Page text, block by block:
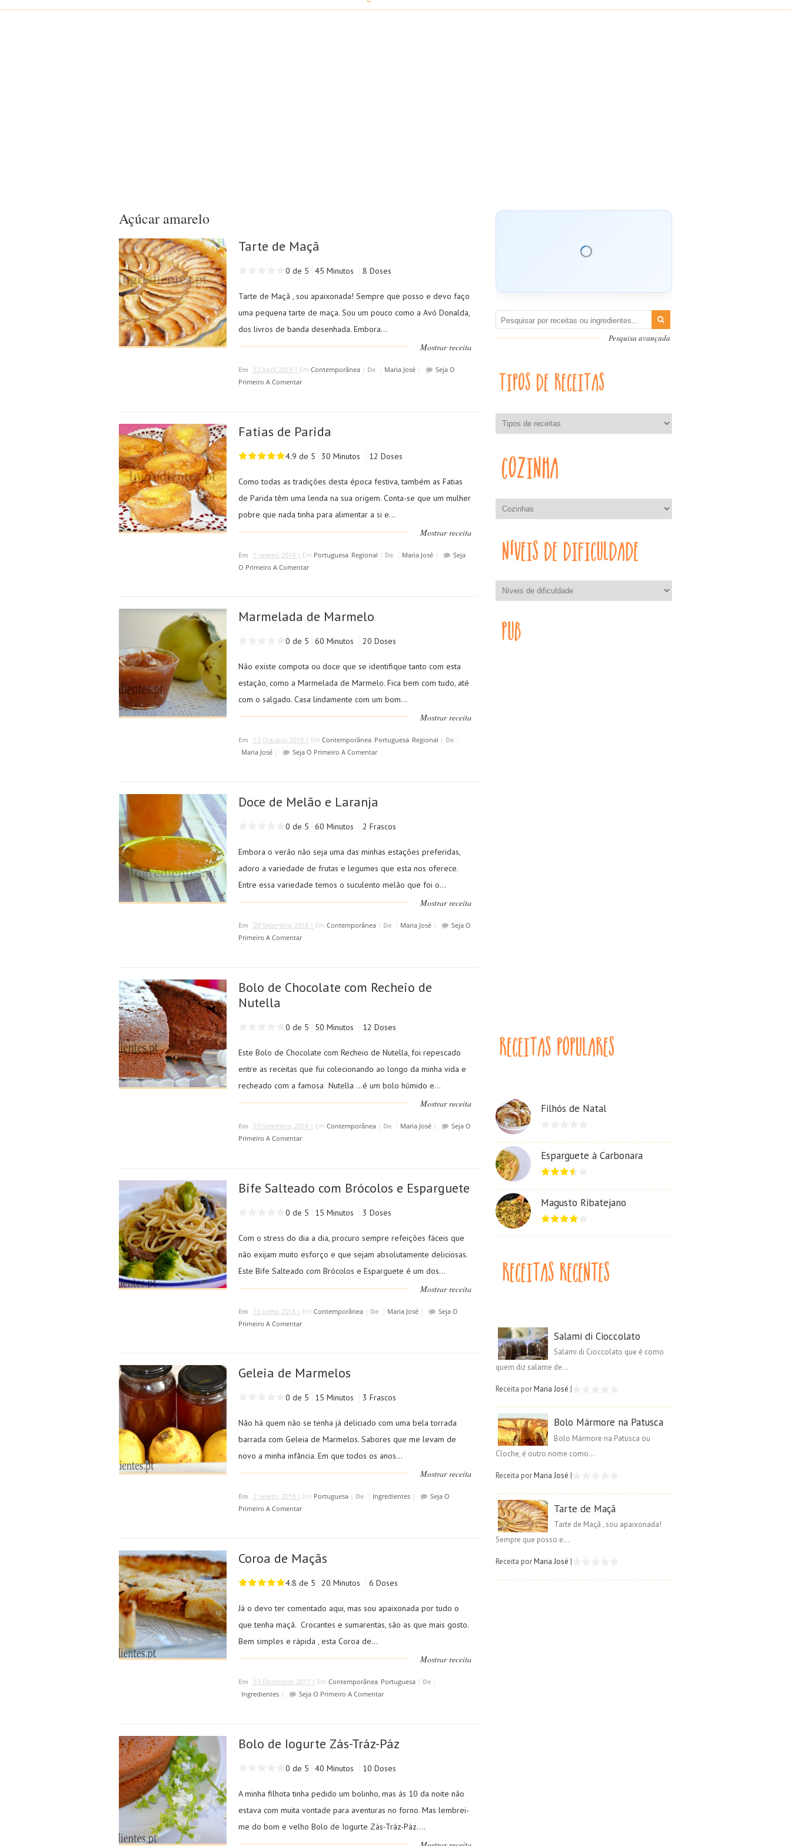
Açúcar amarelo
Tarte de Maçã
0 de 5 45 Minutos 8 Doses
Tarte de Maçã , sou apaixonada! Sempre que posso e devo faço
uma pequena tarte de maça. Sou um pouco como a Avó Donalda,
dos livros de banda desenhada. Embora...
Mostrar receita
Em 12 Abril, 2019 | Em Contemporânea| De Maria José|
Seja O
Primeiro A Comentar
Fatias de Parida
4.9 de 5 30 Minutos 12 Doses
Como todas as tradições desta época festiva, também as Fatias
de Parida têm uma lenda na sua origem. Conta-se que um mulher
pobre que nada tinha para alimentar a si e...
Mostrar receita
Em 1 Janeiro, 2019 | Em Portuguesa, Regional De Maria José|
Seja
O Primeiro A Comentar
Marmelada de Marmelo
0 de 5 60 Minutos 20 Doses
Não existe compota ou doce que se identifique tanto com esta
estação, como a Marmelada de Marmelo. Fica bem com tudo, até
com o salgado. Casa lindamente com um bom...
Mostrar receita
Em 13 Outubro, 2018 | Em Contemporânea, Portuguesa, Regional
De
Maria José| Seja O Primeiro A Comentar
Doce de Melão e Laranja
0 de 5 60 Minutos 2 Frascos
Embora o verão não seja uma das minhas estações preferidas,
adoro a variedade de frutas e legumes que esta nos oferece.
Entre essa variedade temos o suculento melão que foi o...
Mostrar receita
Em 28 Setembro, 2018 | Em Contemporânea| De Maria José|
Seja O
Primeiro A Comentar
Bolo de Chocolate com Recheio de
Nutella
0 de 5 50 Minutos 12 Doses
Este Bolo de Chocolate com Recheio de Nutella, foi repescado
entre as receitas que fui colecionando ao longo da minha vida e
recheado com a famosa Nutella ...é um bolo húmido e...
Mostrar receita
Em 10 Setembro, 2018 | Em Contemporânea| De Maria José|
Seja O
Primeiro A Comentar
Bife Salteado com Brócolos e Esparguete
0 de 5 15 Minutos 3 Doses
Com o stress do dia a dia, procuro sempre refeições fáceis que
não exijam muito esforço e que sejam absolutamente deliciosas.
Este Bife Salteado com Brócolos e Esparguete é um dos...
Mostrar receita
Em 15 Junho, 2018 | Em Contemporânea| De Maria José|
Seja O
Primeiro A Comentar
Geleia de Marmelos
0 de 5 15 Minutos 3 Frascos
Não há quem não se tenha já deliciado com uma bela torrada
barrada com Geleia de Marmelos. Sabores que me levam de
novo a minha infância. Em que todos os anos...
Mostrar receita
Em 1 Janeiro, 2018 | Em Portuguesa| De Ingredientes|
Seja O
Primeiro A Comentar
Coroa de Maçãs
4.8 de 5 20 Minutos 6 Doses
Já o devo ter comentado aqui, mas sou apaixonada por tudo o
que tenha maçã. Crocantes e sumarentas, são as que mais gosto.
Bem simples e rápida , esta Coroa de...
Mostrar receita
Em 19 Dezembro, 2017 | Em Contemporânea, Portuguesa| De
Ingredientes| Seja O Primeiro A Comentar
Bolo de Iogurte Zás-Tráz-Páz
0 de 5 40 Minutos 10 Doses
A minha filhota tinha pedido um bolinho, mas ás 10 da noite não
estava com muita vontade para aventuras no forno. Mas lembrei-
me do bom e velho Bolo de Iogurte Zás-Tráz-Páz....
Pesquisa avançada
Filhós de Natal
Esparguete à Carbonara
Magusto Ribatejano
Salami di Cioccolato
Salami di Cioccolato que é como
quem diz salame de...
Receita porMaria José |
Bolo Mármore na Patusca
Bolo Mármore na Patusca ou
Cloche, é outro nome como...
Receita porMaria José |
Tarte de Maçã
Tarte de Maçã , sou apaixonada!
Sempre que posso e...
Receita porMaria José |